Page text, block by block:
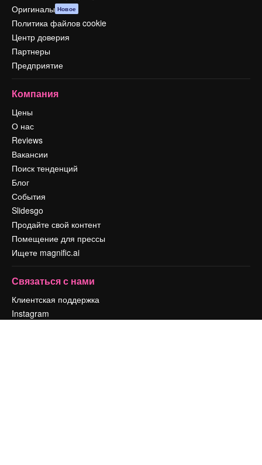
Оригиналы Новое
Политика файлов cookie
Центр доверия
Партнеры
Предприятие
Компания
Цены
О нас
Reviews
Вакансии
Поиск тенденций
Блог
События
Slidesgo
Продайте свой контент
Помещение для прессы
Ищете magnific.ai
Связаться с нами
Клиентская поддержка
Instagram